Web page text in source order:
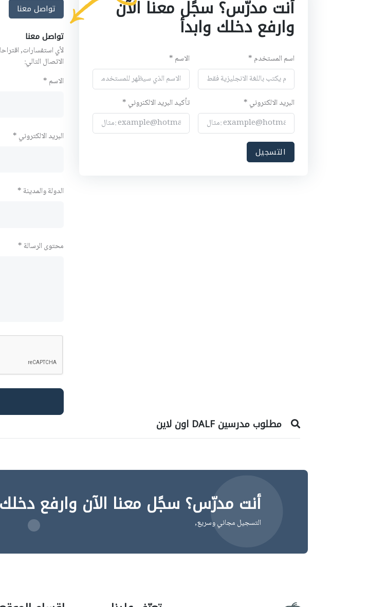
أنت مدرّس؟ سجًل معنا الآن
وارفع دخلك وابدأ
اسم المستخدم * الاسم *
البريد الالكتروني * تأكيد البريد الالكنروني *
تواصل معنا
تواصل معنا
لأي استفسارات,
الاتصال التالي:
الاسم *
البريد الالكتروني *
الدولة والمدينة *
محتوى الرسالة *
مطلوب مدرسين DALF اون لاين
أنت مدرّس؟ سجًل معنا الآن وارفع دخلك
التسجيل مجاني وسريع,